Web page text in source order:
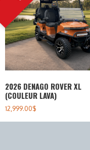
2026 DENAGO ROVER XL
(COULEUR LAVA)
12,999.00$